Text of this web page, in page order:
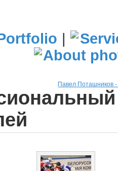
|
Павел Поташников